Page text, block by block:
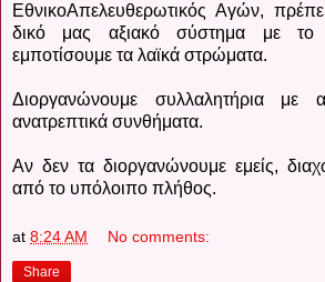
ΕθνικοΑπελευθερωτικός Αγών,
δικό μας αξιακό σύστημα με το
εμποτίσουμε τα λαϊκά στρώματα.
Διοργανώνουμε συλλαλητήρια με
ανατρεπτικά συνθήματα.
Αν δεν τα διοργανώνουμε εμείς,
από το υπόλοιπο πλήθος.
at 8:24 AM No comments:
Share